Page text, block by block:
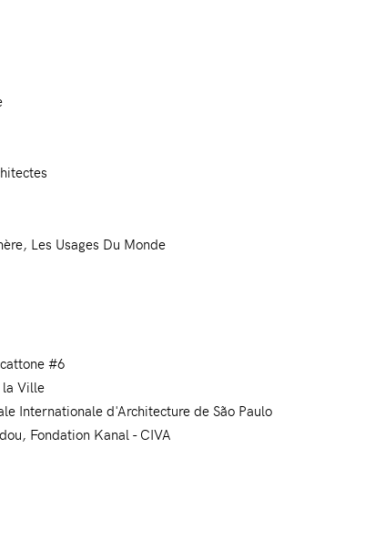
Les Usages Du Monde
#6
la Ville
Internationale d'Architecture de São Paulo
Fondation Kanal - CIVA